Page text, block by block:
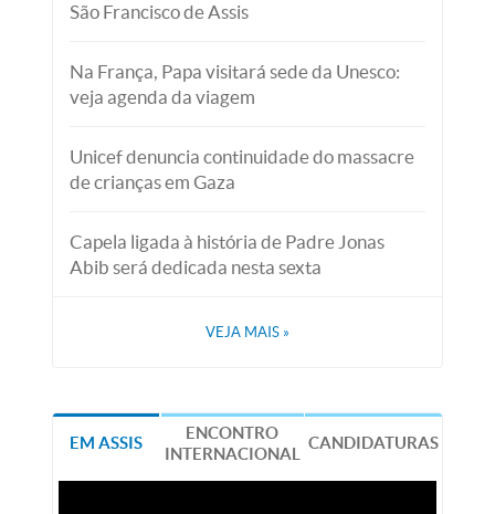
São Francisco de Assis
Na França, Papa visitará sede da Unesco:
veja agenda da viagem
Unicef denuncia continuidade do massacre
de crianças em Gaza
Capela ligada à história de Padre Jonas
Abib será dedicada nesta sexta
VEJA MAIS »
EM ASSIS
ENCONTRO
INTERNACIONAL
CANDIDATURAS